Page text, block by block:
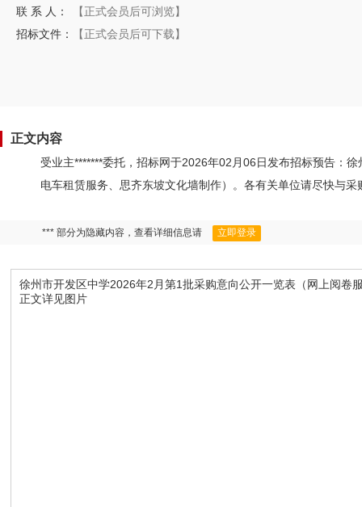
联 系 人：
【正式会员后可浏览】
招标文件：
【正式会员后可下载】
正文内容
受业主*******委托，招标网于2026年02月06日发布招标预告：
电车租赁服务、思齐东坡文化墙制作）。各有关单位请尽快与
*** 部分为隐藏内容，查看详细信息请 立即登录
徐州市开发区中学2026年2月第1批采购意向公开一览表（网上阅卷
正文详见图片